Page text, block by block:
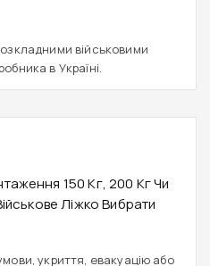
військовими
в Україні.
150 Кг, 200 Кг Чи
Ліжко Вибрати
укриття, евакуацію або